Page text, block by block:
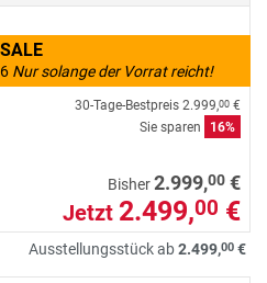
SALE
Nur solange der Vorrat reicht!
30-Tage-Bestpreis 2.999,00 €
Sie sparen
16%
Bisher2.999,00 €
Jetzt 2.499,00 €
Ausstellungsstück ab2.499,00 €